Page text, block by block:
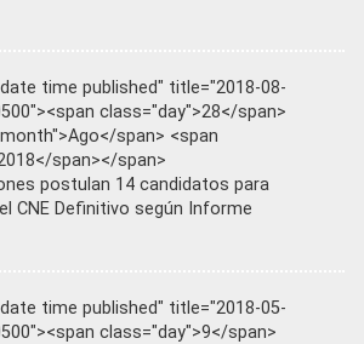
time published" title="2018-08-
class="day">28</span>
span> <span
span></span>
postulan 14 candidatos para
CNE Definitivo según Informe
time published" title="2018-05-
class="day">9</span>